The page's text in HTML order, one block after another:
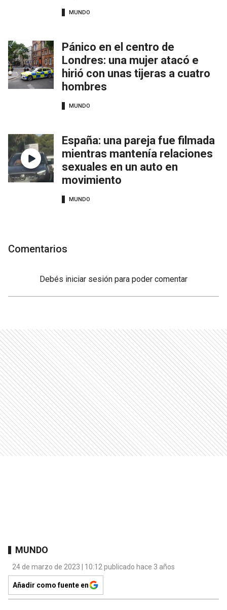
MUNDO
Pánico en el centro de
Londres: una mujer atacó e
hirió con unas tijeras a cuatro
hombres
MUNDO
España: una pareja fue filmada
mientras mantenía relaciones
sexuales en un auto en
movimiento
MUNDO
Comentarios
Debés iniciar sesión para poder comentar
MUNDO
24 de marzo de 2023 | 10:12 publicado hace 3 años
Añadir como fuente en